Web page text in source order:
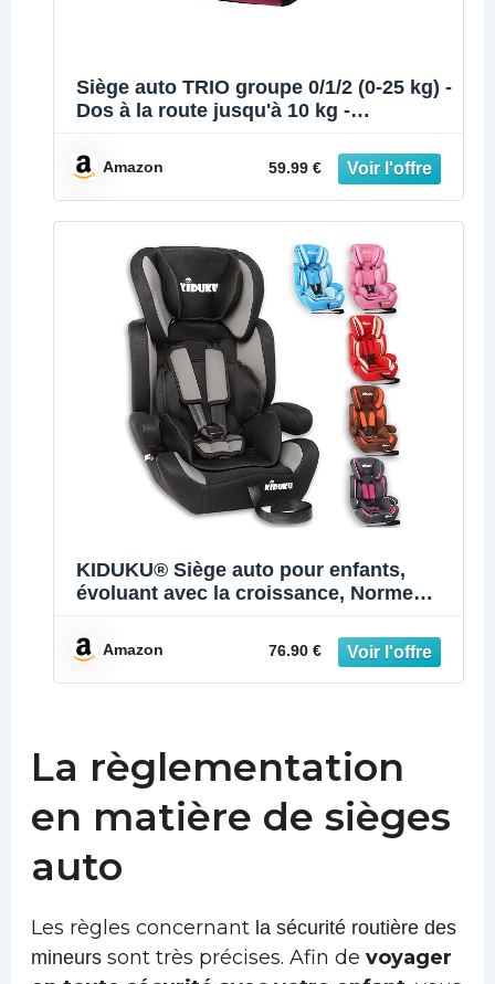
Siège auto TRIO groupe 0/1/2 (0-25 kg) -
Dos à la route jusqu'à 10 kg -
Amazon 59.99 €
KIDUKU® Siège auto pour enfants,
évoluant avec la croissance, Norme
9 kg à 36 kg (de 1 à 12 ans), Groupe 1 +
2 + 3 (Noir/Gris)
Amazon 76.90 €
La règlementation
en matière de sièges
auto
Les règles concernant la sécurité routière des
mineurssont très précises. Afin de voyager